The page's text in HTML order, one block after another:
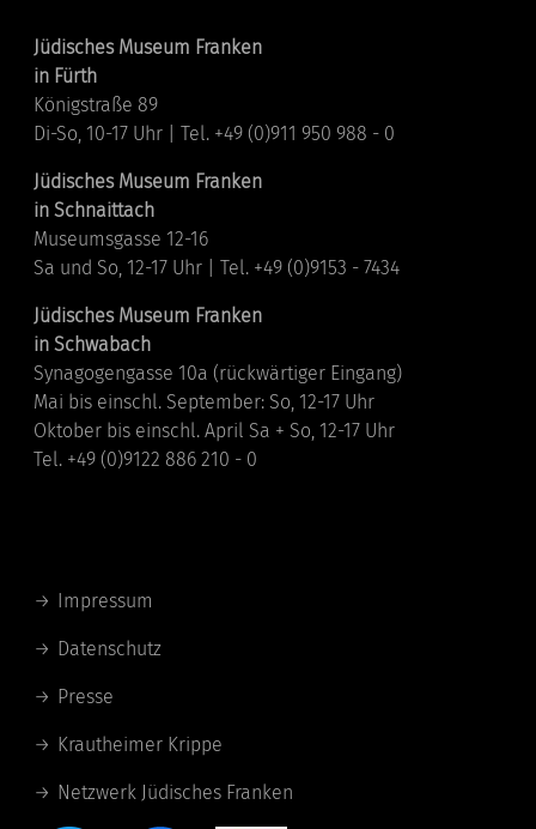
Jüdisches Museum Franken
in Fürth
Königstraße 89
Di-So, 10-17 Uhr | Tel. +49 (0)911 950 988 - 0
Jüdisches Museum Franken
in Schnaittach
Museumsgasse 12-16
Sa und So, 12-17 Uhr | Tel. +49 (0)9153 - 7434
Jüdisches Museum Franken
in Schwabach
Synagogengasse 10a (rückwärtiger Eingang)
Mai bis einschl. September: So, 12-17 Uhr
Oktober bis einschl. April Sa + So, 12-17 Uhr
Tel. +49 (0)9122 886 210 - 0
Impressum
Datenschutz
Presse
Krautheimer Krippe
Netzwerk Jüdisches Franken